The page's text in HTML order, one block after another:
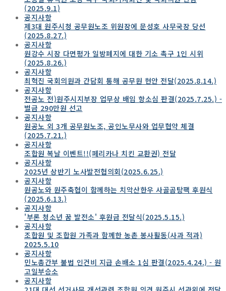
(2025.9.1)
공지사항
제3대 원주시청 공무원노조 위원장에 문성호 사무국장 당선
(2025.8.27.)
공지사항
원강수 시장 다면평가 일방폐지에 대한 기소 촉구 1인 시위
(2025.8.26.)
공지사항
최혁진 국회의원과 간담회 통해 공무원 현안 전달(2025.8.14.)
공지사항
전공노 전)원주시지부장 업무상 배임 항소심 판결(2025.7.25.) -
벌금 290만원 선고
공지사항
원공노 외 3개 공무원노조, 공인노무사와 업무협약 체결
(2025.7.21.)
공지사항
조합원 복날 이벤트!!(페리카나 치킨 교환권) 전달
공지사항
2025년 상반기 노사발전협의회(2025.6.25.)
공지사항
원공노와 원주축협이 함께하는 치악산한우 사골곰탕팩 후원식
(2025.6.13.)
공지사항
'부론 청소년 꿈 발전소' 후원금 전달식(2025.5.15.)
공지사항
조합원 및 조합원 가족과 함께한 농촌 봉사활동(사과 적과)
2025.5.10
공지사항
민노총간부 불법 인건비 지급 손배소 1심 판결(2025.4.24.) - 원
고일부승소
공지사항